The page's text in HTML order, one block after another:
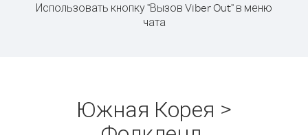
Использовать кнопку "Вызов Viber Out" в меню
чата
Южная Корея >